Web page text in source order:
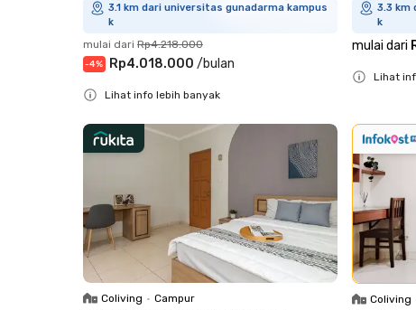
3.1 km dari universitas gunadarma kampus
k
mulai dari Rp4.218.000
-4% Rp4.018.000 /bulan
Lihat info lebih banyak
3.3 km
k
mulai dari
Lihat
Coliving • Campur Coliving